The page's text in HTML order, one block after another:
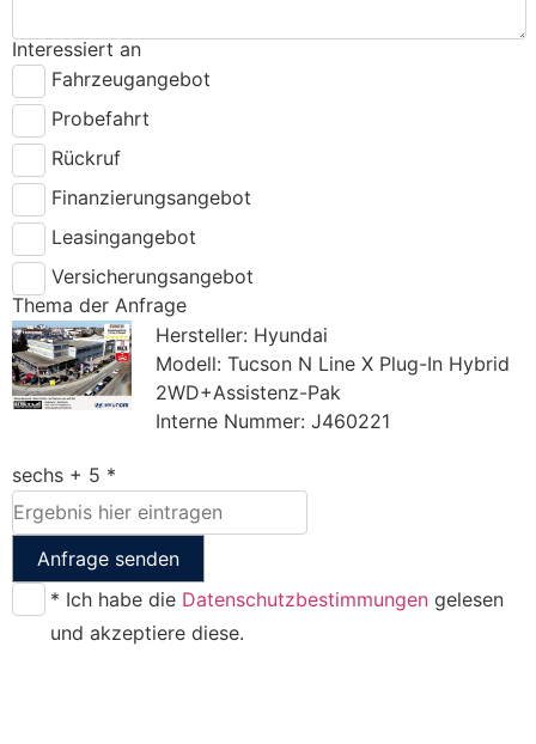
Interessiert an
Fahrzeugangebot
Probefahrt
Rückruf
Finanzierungsangebot
Leasingangebot
Versicherungsangebot
Thema der Anfrage
Hersteller: Hyundai
Modell: Tucson N Line X Plug-In Hybrid
2WD+Assistenz-Pak
Interne Nummer: J460221
sechs + 5 *
Anfrage senden
* Ich habe die Datenschutzbestimmungen gelesen
und akzeptiere diese.